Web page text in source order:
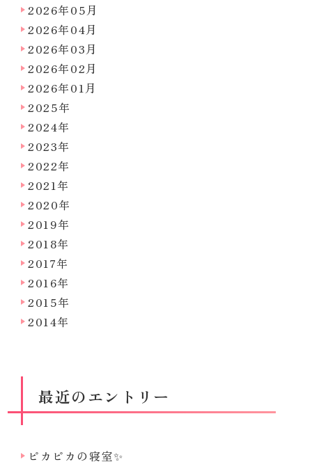
2026年05月
2026年04月
2026年03月
2026年02月
2026年01月
2025年
2024年
2023年
2022年
2021年
2020年
2019年
2018年
2017年
2016年
2015年
2014年
最近のエントリー
ピカピカの寝室✨